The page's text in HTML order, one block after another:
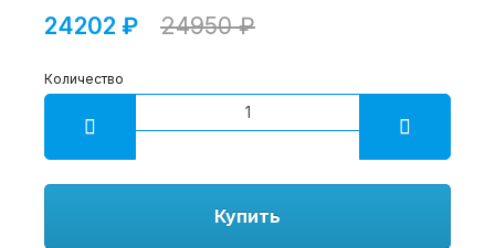
24202 ₽ 24950 ₽
Количество
Купить